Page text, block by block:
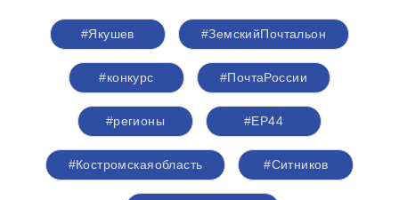
#Якушев #ЗемскийПочтальон
#конкурс #ПочтаРоссии
#регионы #ЕР44
#Костромскаяобласть #Ситников